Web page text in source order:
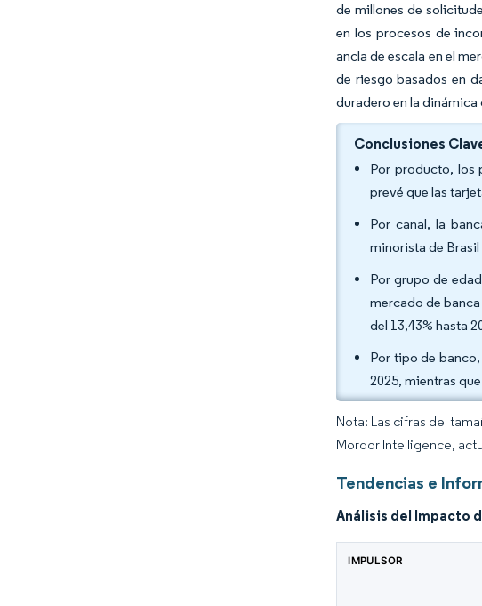
de millones de
en los procesos de
ancla de escala en el
de riesgo basados en
duradero en la
Conclusiones
Por producto, los
prevé que las
Por canal, la
minorista de Brasil
Por grupo de
mercado de
del 13,43% hasta
Por tipo de
2025, mientras
Nota: Las cifras del
Mordor Intelligence,
Tendencias e
Análisis del Impacto
IMPULSOR